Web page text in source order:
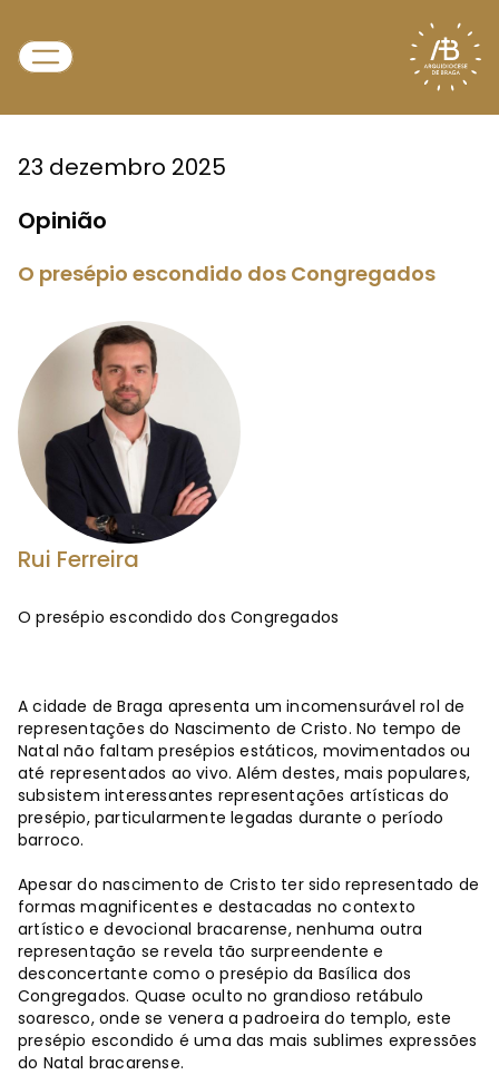
23 dezembro 2025
Opinião
O presépio escondido dos Congregados
Rui Ferreira
O presépio escondido dos Congregados
A cidade de Braga apresenta um incomensurável rol de
representações do Nascimento de Cristo. No tempo de
Natal não faltam presépios estáticos, movimentados ou
até representados ao vivo. Além destes, mais populares,
subsistem interessantes representações artísticas do
presépio, particularmente legadas durante o período
barroco.
Apesar do nascimento de Cristo ter sido representado de
formas magnificentes e destacadas no contexto
artístico e devocional bracarense, nenhuma outra
representação se revela tão surpreendente e
desconcertante como o presépio da Basílica dos
Congregados. Quase oculto no grandioso retábulo
soaresco, onde se venera a padroeira do templo, este
presépio escondido é uma das mais sublimes expressões
do Natal bracarense.